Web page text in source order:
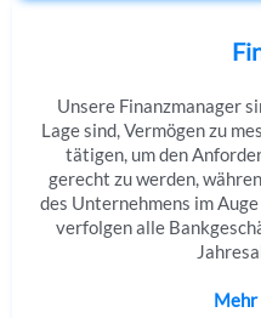
Unsere Finanzmanager
Lage sind, Vermögen zu
tätigen, um den
gerecht zu werden,
des Unternehmens im
verfolgen alle
Mehr